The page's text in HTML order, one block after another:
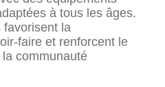
à tous les âges.
favorisent la
faire et renforcent le
la communauté